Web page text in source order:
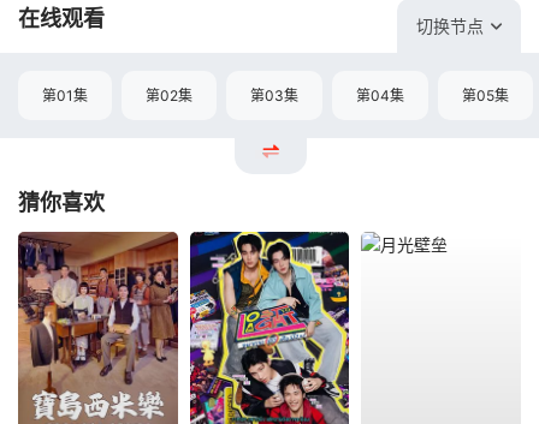
在线观看 切换节点
第01集 第02集 第03集 第04集 第05集
猜你喜欢